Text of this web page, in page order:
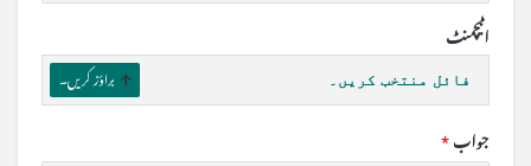
اٹیچمنٹ
فائل منتخب کریں۔ براؤز کریں۔
جواب *